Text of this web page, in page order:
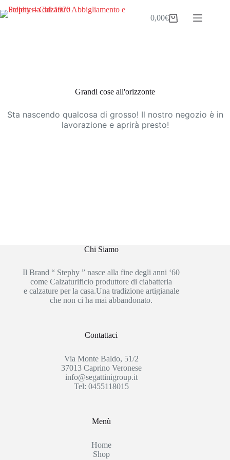
al
Carrello
0,00€
Grandi cose all'orizzonte
Sta nascendo qualcosa di grosso! Il nostro negozio è in
lavorazione e aprirà presto!
Chi Siamo
Il Brand “ Stephy ” nasce alla fine degli anni ‘60
come Calzaturificio produttore di ciabatteria
e calzature per la casa.Una tradizione artigianale
che non ci ha mai abbandonato.
Contattaci
Via Monte Baldo, 51/2
37013 Caprino Veronese
info@segattinigroup.it
Tel: 0455118015
Menù
Home
Shop